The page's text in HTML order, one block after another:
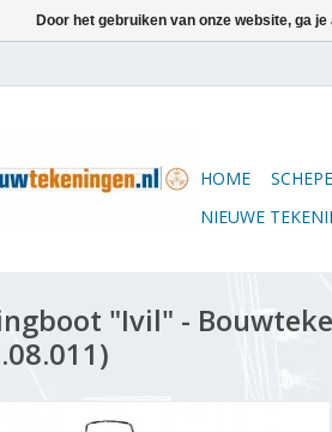
HOME
NIEUWE
"Ivil" -
Door het gebruiken van onze website, ga